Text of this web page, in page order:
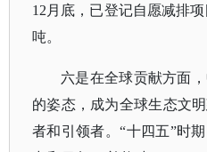
12月底，已登记自愿减排
吨。
六是在全球贡献方面
的姿态，成为全球生态文
者和引领者。“十四五”时